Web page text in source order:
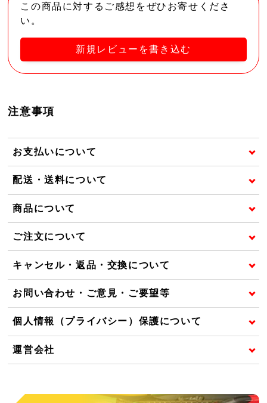
この商品に対するご感想をぜひお寄せくださ
い。
新規レビューを書き込む
注意事項
お支払いについて
配送・送料について
商品について
ご注文について
キャンセル・返品・交換について
お問い合わせ・ご意見・ご要望等
個人情報（プライバシー）保護について
運営会社